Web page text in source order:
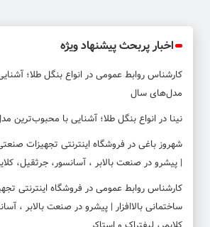
اخبار پربحث پیشنهاد ویژه
کارشناس روابط عمومیدر انواع بنگل طلا؛
مدل‌های سال
نینا در انواع بنگل طلا؛ آشنایی با محبوب‌ترین
شهروز باغیدر فروشگاه اینترنتی تجهیزات
| پیشرو در صنعت بالابر ، آسانسور، جرثقیل،
کارشناس روابط عمومیدر فروشگاه اینترنتی
ساختمانی بالاافزار | پیشرو در صنعت بالابر ،